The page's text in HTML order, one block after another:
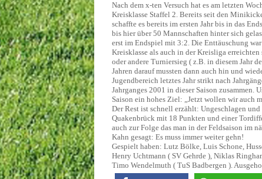
Nach dem x-ten Versuch hat es am letzten
Kreisklasse Staffel 2. Bereits seit den
schaffte es bereits im ersten Jahr bis in das
bis hier über 50 Mannschaften hinter sich
erst im Endspiel mit 3:2. Die Enttäuschung
Kreisklasse als auch in der Kreisliga
oder andere Turniersieg ( z.B. in diesem Jahr
Jahren darauf mussten dann auch hin und
Jugendbereich letztes Jahr strikt nach
Jahrganges 2001 in dieser Saison zusammen.
Saison ein hohes Ziel: „Jetzt wollen wir auch
Der Rest ist schnell erzählt: Ungeschlagen
Quakenbrück mit 18 Punkten und einer
auch zur Folge das man in der Feldsaison im
Kahn gesagt: Es muss immer weiter gehn!
Gespielt haben: Lutz Bölke, Luis Schone,
Henry Uchtmann ( SV Gehrde ), Niklas
Timo Wendelmuth ( TuS Badbergen ).